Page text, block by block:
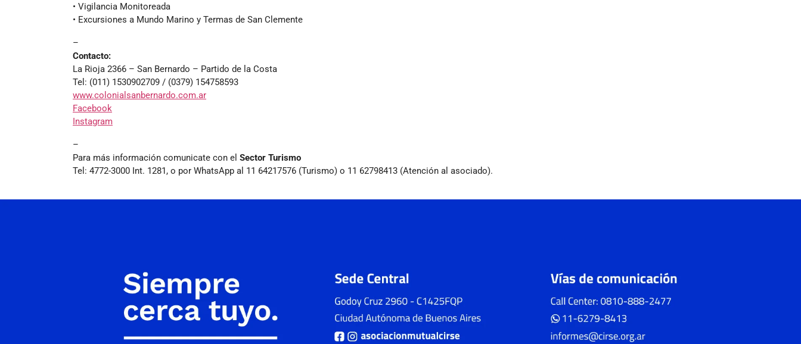
• Vigilancia Monitoreada
• Excursiones a Mundo Marino y Termas de San Clemente
–
Contacto:
La Rioja 2366 – San Bernardo – Partido de la Costa
Tel: (011) 1530902709 / (0379) 154758593
www.colonialsanbernardo.com.ar
Facebook
Instagram
–
Para más información comunicate con el Sector Turismo
Tel: 4772-3000 Int. 1281, o por WhatsApp al 11 64217576 (Turismo) o 11 62798413 (Atención al asociado).